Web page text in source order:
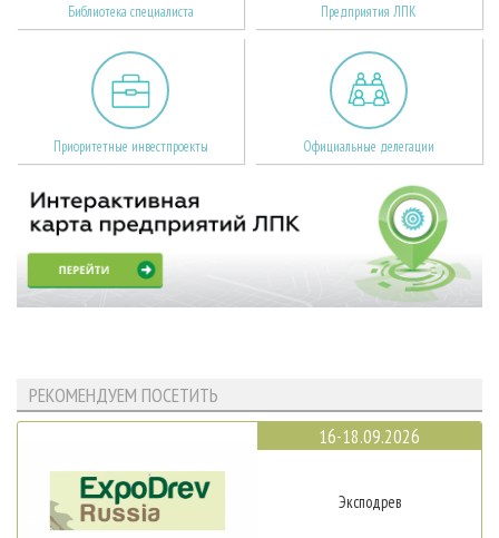
Библиотека специалиста Предприятия ЛПК
Приоритетные инвестпроекты Официальные делегации
РЕКОМЕНДУЕМ ПОСЕТИТЬ
16-18.09.2026
Эксподрев